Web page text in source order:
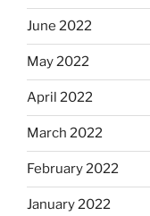
June 2022
May 2022
April 2022
March 2022
February 2022
January 2022